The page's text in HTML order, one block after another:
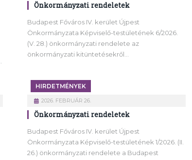
Önkormányzati rendeletek
Budapest Főváros IV. kerület Újpest
Önkormányzata Képviselő-testületének 6/2026.
(V. 28.) önkormányzati rendelete az
önkormányzati kitüntetésekről…
HIRDETMÉNYEK
2026. FEBRUÁR 26.
Önkormányzati rendeletek
Budapest Főváros IV. kerület Újpest
Önkormányzata Képviselő-testületének 1/2026. (II.
26.) önkormányzati rendelete a Budapest